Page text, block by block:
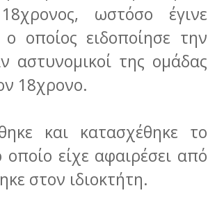
ωστόσο έγινε
οποίος ειδοποίησε την
αστυνομικοί της ομάδας
18χρονο.
και κατασχέθηκε το
είχε αφαιρέσει από
στον ιδιοκτήτη.